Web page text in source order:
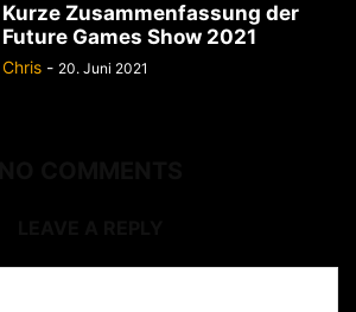
Kurze Zusammenfassung der
Future Games Show 2021
Chris - 20. Juni 2021